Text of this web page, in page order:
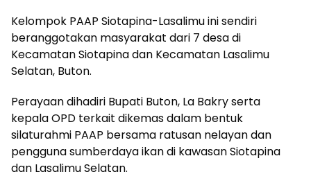
Kelompok PAAP Siotapina-Lasalimu ini sendiri
beranggotakan masyarakat dari 7 desa di
Kecamatan Siotapina dan Kecamatan Lasalimu
Selatan, Buton.
Perayaan dihadiri Bupati Buton, La Bakry serta
kepala OPD terkait dikemas dalam bentuk
silaturahmi PAAP bersama ratusan nelayan dan
pengguna sumberdaya ikan di kawasan Siotapina
dan Lasalimu Selatan.